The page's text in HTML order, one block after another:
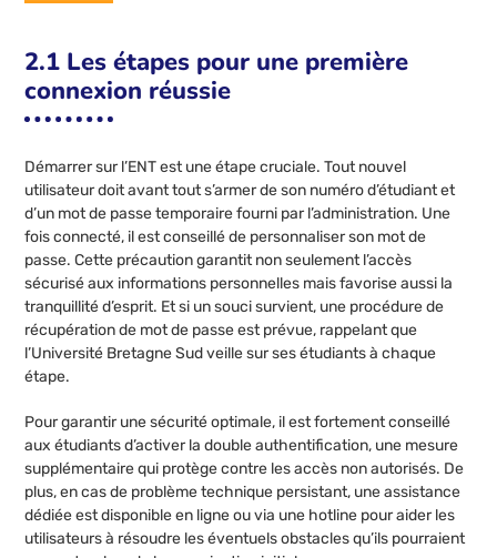
2.1 Les étapes pour une première
connexion réussie
Démarrer sur l’ENT est une étape cruciale. Tout nouvel
utilisateur doit avant tout s’armer de son numéro d’étudiant et
d’un mot de passe temporaire fourni par l’administration. Une
fois connecté, il est conseillé de personnaliser son mot de
passe. Cette précaution garantit non seulement l’accès
sécurisé aux informations personnelles mais favorise aussi la
tranquillité d’esprit. Et si un souci survient, une procédure de
récupération de mot de passe est prévue, rappelant que
l’Université Bretagne Sud veille sur ses étudiants à chaque
étape.
Pour garantir une sécurité optimale, il est fortement conseillé
aux étudiants d’activer la double authentification, une mesure
supplémentaire qui protège contre les accès non autorisés. De
plus, en cas de problème technique persistant, une assistance
dédiée est disponible en ligne ou via une hotline pour aider les
utilisateurs à résoudre les éventuels obstacles qu’ils pourraient